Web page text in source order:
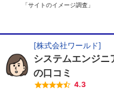
「サイトのイメージ調査」
[株式会社ワールド]
システムエンジニ
の口コミ
4.3